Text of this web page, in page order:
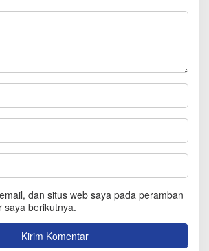
dan situs web saya pada peramban
saya berikutnya.